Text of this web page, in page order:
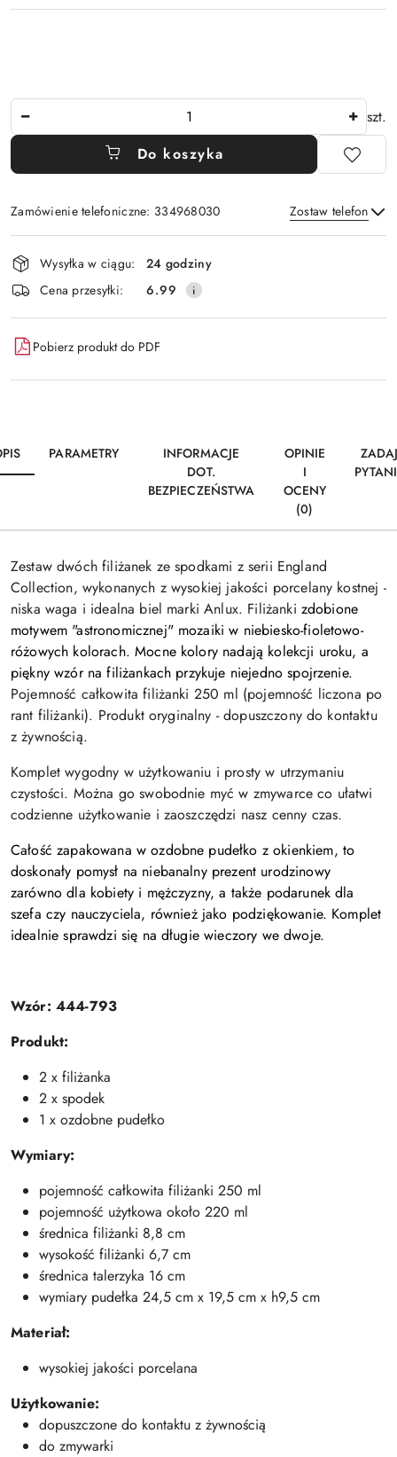
szt.
Do koszyka
Zamówienie telefoniczne: 334968030 Zostaw telefon
Wyślij
Dostępność
i
dostawa
Wysyłka w ciągu:
24 godziny
Cena przesyłki:
6.99
Pobierz produkt do PDF
PARAMETRY
INFORMACJE
DOT.
BEZPIECZEŃSTWA
OPINIE
I
OCENY
(0)
Zestaw dwóch filiżanek ze spodkami z serii England
Collection, wykonanych z wysokiej jakości porcelany kostnej -
niska waga i idealna biel marki Anlux. Filiżanki zdobione
motywem "astronomicznej" mozaiki w niebiesko-fioletowo-
różowych kolorach. Mocne kolory nadają kolekcji uroku, a
piękny wzór na filiżankach przykuje niejedno spojrzenie.
Pojemność całkowita filiżanki 250 ml (pojemność liczona po
rant filiżanki). Produkt oryginalny - dopuszczony do kontaktu
z żywnością.
Komplet wygodny w użytkowaniu i prosty w utrzymaniu
czystości. Można go swobodnie myć w zmywarce co ułatwi
codzienne użytkowanie i zaoszczędzi nasz cenny czas.
Całość zapakowana w ozdobne pudełko z okienkiem, to
doskonały pomysł na niebanalny prezent urodzinowy
zarówno dla kobiety i mężczyzny, a także podarunek dla
szefa czy nauczyciela, również jako podziękowanie. Komplet
idealnie sprawdzi się na długie wieczory we dwoje.
Wzór: 444-793
Produkt:
2 x filiżanka
2 x spodek
1 x ozdobne pudełko
Wymiary:
pojemność całkowita filiżanki 250 ml
pojemność użytkowa około 220 ml
średnica filiżanki 8,8 cm
wysokość filiżanki 6,7 cm
średnica talerzyka 16 cm
wymiary pudełka 24,5 cm x 19,5 cm x h9,5 cm
Materiał:
wysokiej jakości porcelana
Użytkowanie:
dopuszczone do kontaktu z żywnością
do zmywarki